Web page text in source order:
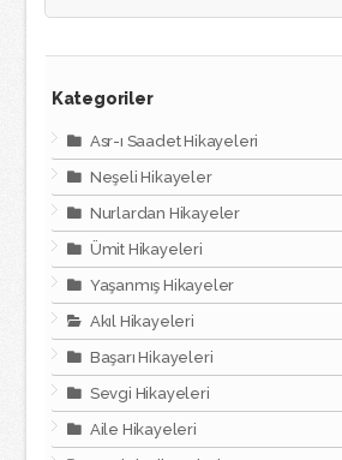
Kategoriler
Asr-ı Saadet Hikayeleri
Neşeli Hikayeler
Nurlardan Hikayeler
Ümit Hikayeleri
Yaşanmış Hikayeler
Akıl Hikayeleri
Başarı Hikayeleri
Sevgi Hikayeleri
Aile Hikayeleri